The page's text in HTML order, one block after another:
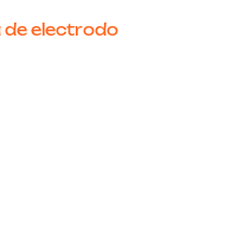
de electrodo